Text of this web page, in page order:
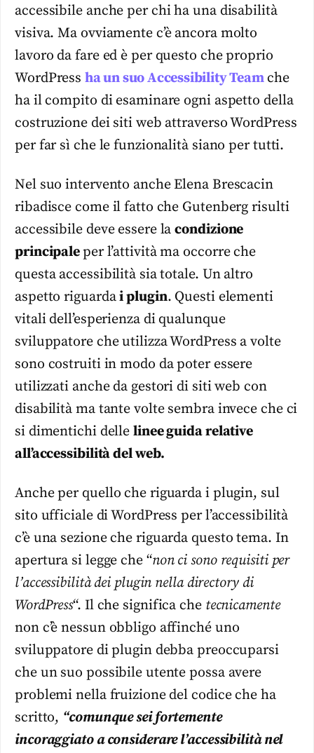
accessibile anche per chi ha una disabilità
visiva. Ma ovviamente c’è ancora molto
lavoro da fare ed è per questo che proprio
WordPress ha un suo Accessibility Teamche
ha il compito di esaminare ogni aspetto della
costruzione dei siti web attraverso WordPress
per far sì che le funzionalità siano per tutti.
Nel suo intervento anche Elena Brescacin
ribadisce come il fatto che Gutenberg risulti
accessibile deve essere lacondizione
principaleper l’attività ma occorre che
questa accessibilità sia totale. Un altro
aspetto riguardai plugin. Questi elementi
vitali dell’esperienza di qualunque
sviluppatore che utilizza WordPress a volte
sono costruiti in modo da poter essere
utilizzati anche da gestori di siti web con
disabilità ma tante volte sembra invece che ci
si dimentichi delle linee guida relative
all’accessibilità del web.
Anche per quello che riguarda i plugin, sul
sito ufficiale di WordPress per l’accessibilità
c’è una sezione che riguarda questo tema. In
apertura si legge che “non ci sono requisiti per
l’accessibilità dei plugin nella directory di
WordPress“. Il che significa che tecnicamente
non c’è nessun obbligo affinché uno
sviluppatore di plugin debba preoccuparsi
che un suo possibile utente possa avere
problemi nella fruizione del codice che ha
scritto, “comunque sei fortemente
incoraggiato a considerare l’accessibilità nel